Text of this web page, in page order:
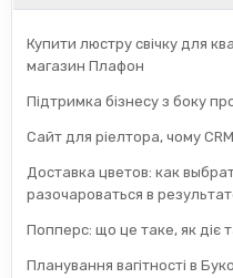
Купити люстру свічку для
магазин Плафон
Підтримка бізнесу з боку
Сайт для ріелтора, чому
Доставка цветов: как
разочароваться в
Попперс: що це таке, як діє
Планування вагітності в